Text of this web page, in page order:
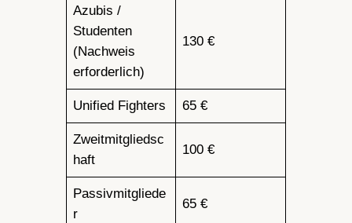
Azubis /
Studenten
(Nachweis
erforderlich)
130 €
Unified Fighters 65 €
Zweitmitgliedsc
haft
100 €
Passivmitgliede
r
65 €